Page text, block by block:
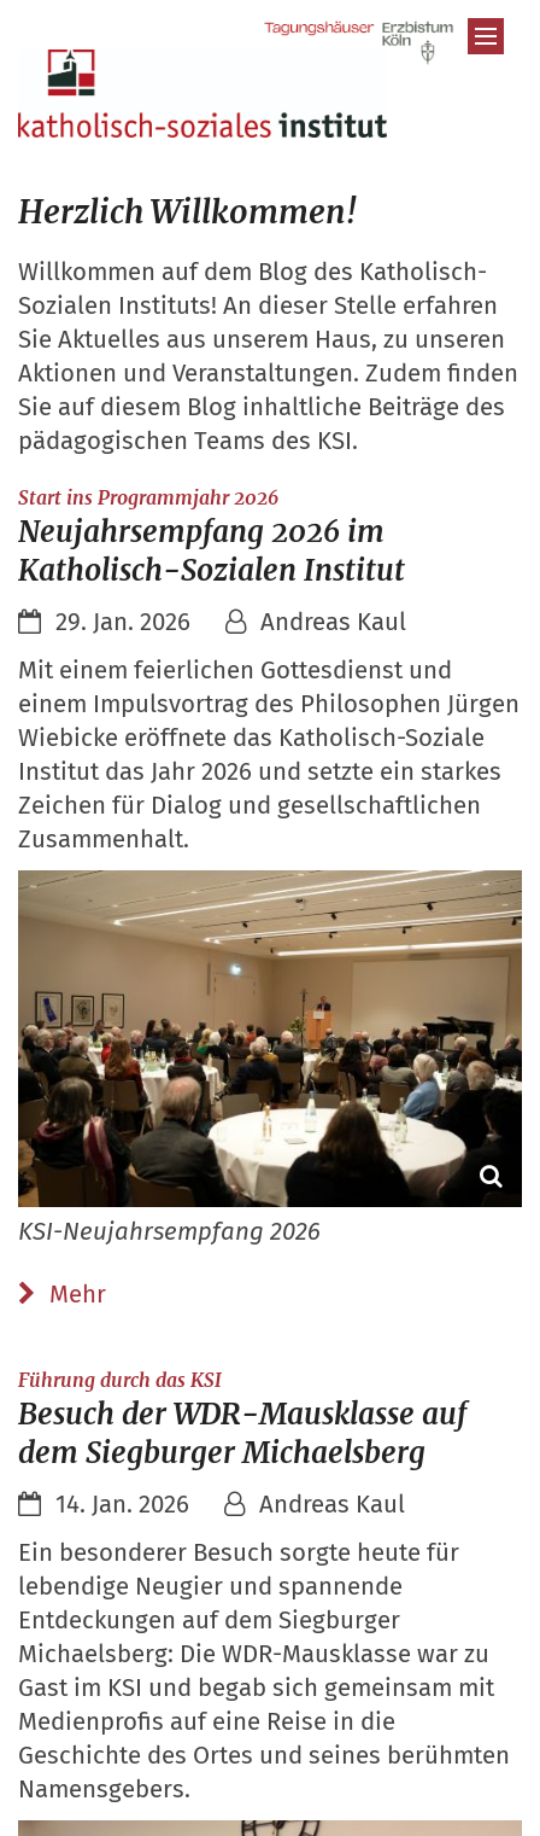
Herzlich Willkommen!
Willkommen auf dem Blog des Katholisch-
Sozialen Instituts! An dieser Stelle erfahren
Sie Aktuelles aus unserem Haus, zu unseren
Aktionen und Veranstaltungen. Zudem finden
Sie auf diesem Blog inhaltliche Beiträge des
pädagogischen Teams des KSI.
Start ins Programmjahr 2026:
Neujahrsempfang 2026 im
Katholisch-Sozialen Institut
29. Jan. 2026
Andreas Kaul
Mit einem feierlichen Gottesdienst und
einem Impulsvortrag des Philosophen Jürgen
Wiebicke eröffnete das Katholisch-Soziale
Institut das Jahr 2026 und setzte ein starkes
Zeichen für Dialog und gesellschaftlichen
Zusammenhalt.
KSI-Neujahrsempfang 2026
Mehr
Führung durch das KSI:
Besuch der WDR-Mausklasse auf
dem Siegburger Michaelsberg
14. Jan. 2026
Andreas Kaul
Ein besonderer Besuch sorgte heute für
lebendige Neugier und spannende
Entdeckungen auf dem Siegburger
Michaelsberg: Die WDR-Mausklasse war zu
Gast im KSI und begab sich gemeinsam mit
Medienprofis auf eine Reise in die
Geschichte des Ortes und seines berühmten
Namensgebers.